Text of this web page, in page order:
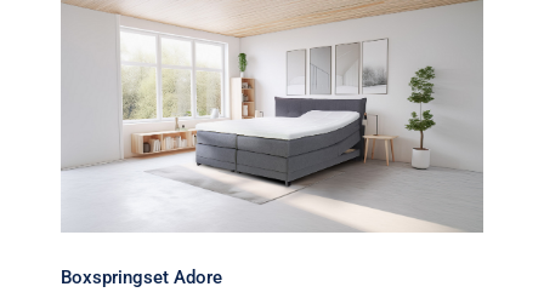
Boxspringset Adore
Boxspringset Adore